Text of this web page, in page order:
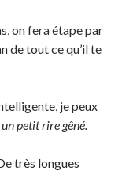
on fera étape par
de tout ce qu’il te
je peux
petit rire gêné.
très longues